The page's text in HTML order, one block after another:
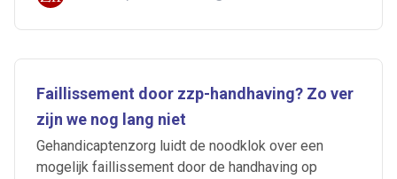
Faillissement door zzp-handhaving? Zo ver
zijn we nog lang niet
Gehandicaptenzorg luidt de noodklok over een
mogelijk faillissement door de handhaving op